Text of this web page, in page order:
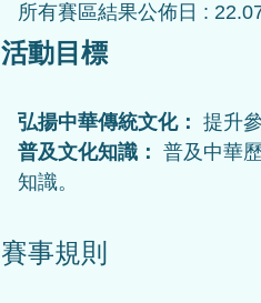
所有賽區結果公佈日 :
活動目標
弘揚中華傳統文化： 提升
普及文化知識： 普及中華
知識。
賽事規則